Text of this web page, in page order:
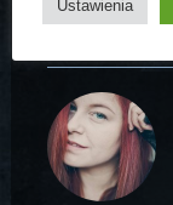
Ustawienia